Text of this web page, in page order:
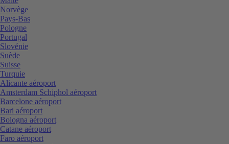
Norvège
Pays-Bas
Pologne
Portugal
Slovénie
Suède
Suisse
Turquie
Alicante aéroport
Amsterdam Schiphol aéroport
Barcelone aéroport
Bari aéroport
Bologna aéroport
Catane aéroport
Faro aéroport